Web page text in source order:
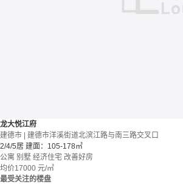
龙大悦江府
建德市 | 建德市洋溪街道北滨江路与南三路交叉口
2/4/5居 建面：105-178㎡
公寓 别墅 经济住宅 改善好房
均价17000 元/㎡
最受关注的楼盘